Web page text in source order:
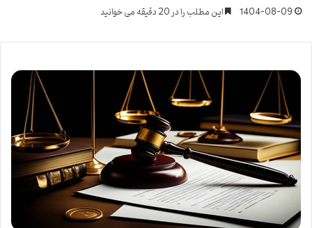
1404-08-09 این مطلب را در 20 دقیقه می خوانید